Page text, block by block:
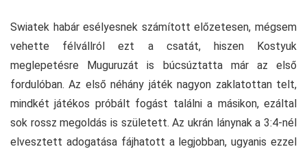
Swiatek habár esélyesnek számított előzetesen, mégsem
vehette félvállról ezt a csatát, hiszen Kostyuk
meglepetésre Muguruzát is búcsúztatta már az első
fordulóban. Az első néhány játék nagyon zaklatottan telt,
mindkét játékos próbált fogást találni a másikon, ezáltal
sok rossz megoldás is született. Az ukrán lánynak a 3:4-nél
elvesztett adogatása fájhatott a legjobban, ugyanis ezzel